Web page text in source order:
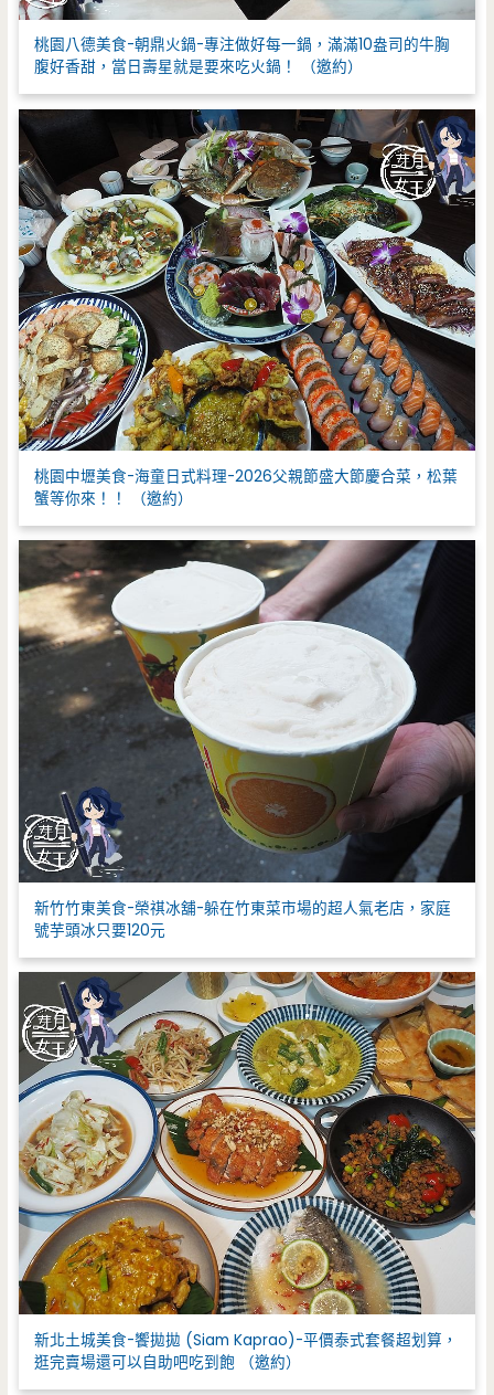
桃園八德美食-朝鼎火鍋-專注做好每一鍋，滿滿10盎司的牛胸
腹好香甜，當日壽星就是要來吃火鍋！ （邀約）
桃園中壢美食-海童日式料理-2026父親節盛大節慶合菜，松葉
蟹等你來！！ （邀約）
新竹竹東美食-榮祺冰舖-躲在竹東菜市場的超人氣老店，家庭
號芋頭冰只要120元
新北土城美食-饗拋拋 (Siam Kaprao)-平價泰式套餐超划算，
逛完賣場還可以自助吧吃到飽 （邀約）